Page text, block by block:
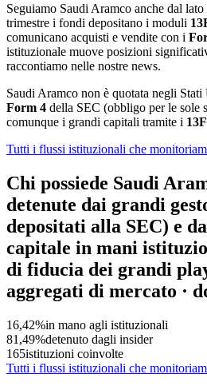
Seguiamo Saudi Aramco anche dal
trimestre i fondi depositano i moduli
comunicano acquisti e vendite con i
istituzionale muove posizioni
raccontiamo nelle nostre news.
Saudi Aramco non è quotata negli
Form 4 della SEC (obbligo per le
comunque i grandi capitali tramite i 13F
Tutti i flussi istituzionali che
Chi possiede Saudi
detenute dai grandi
depositati alla SEC) e
capitale in mani
di fiducia dei grandi
aggregati di mercato ·
16,42%in mano agli istituzionali
81,49%detenuto dagli insider
165istituzioni coinvolte
Tutti i flussi istituzionali che